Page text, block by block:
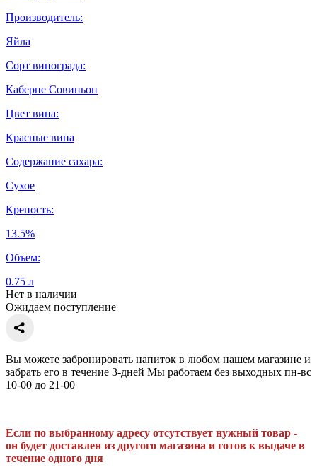
Производитель:
Яйла
Сорт винограда:
Каберне Совиньон
Цвет вина:
Красные вина
Содержание сахара:
Сухое
Крепость:
13.5%
Объем:
0.75 л
Нет в наличии
Ожидаем поступление
Вы можете забронировать напиток в любом нашем магазине и
забрать его в течение 3-дней Мы работаем без выходных пн-вс
10-00 до 21-00
Если по выбранному адресу отсутствует нужный товар -
он будет доставлен из другого магазина и готов к выдаче в
течение одного дня